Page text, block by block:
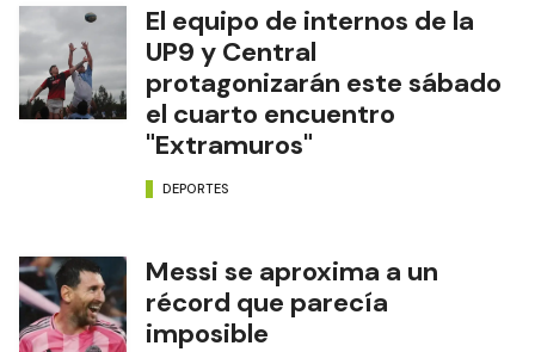
El equipo de internos de la
UP9 y Central
protagonizarán este sábado
el cuarto encuentro
"Extramuros"
DEPORTES
Messi se aproxima a un
récord que parecía
imposible